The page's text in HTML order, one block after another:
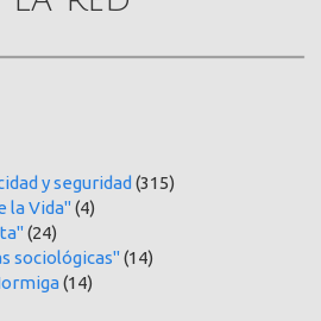
y seguridad (315)
la Vida"(4)
(24)
sociológicas"(14)
(14)